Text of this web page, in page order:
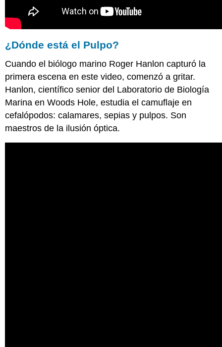
¿Dónde está el Pulpo?
Cuando el biólogo marino Roger Hanlon capturó la
primera escena en este video, comenzó a gritar.
Hanlon, científico senior del Laboratorio de Biología
Marina en Woods Hole, estudia el camuflaje en
cefalópodos: calamares, sepias y pulpos. Son
maestros de la ilusión óptica.